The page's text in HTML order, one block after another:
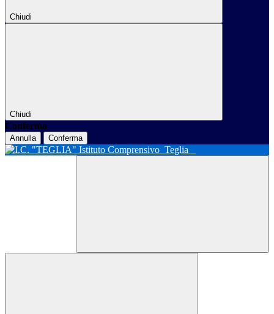
Chiudi
Chiudi
Conferma
Annulla Conferma
Istituto Comprensivo Teglia